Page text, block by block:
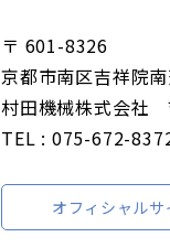
〒 601-8326
京都市南区吉祥院
村田機械株式会社
TEL : 075-672-
オフィシャルサ